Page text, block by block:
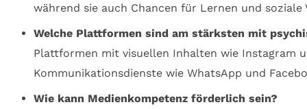
während sie auch Chancen für Lernen und soziale
Welche Plattformen sind am stärksten mit
Plattformen mit visuellen Inhalten wie Instagram
Kommunikationsdienste wie WhatsApp und
Wie kann Medienkompetenz förderlich sein?